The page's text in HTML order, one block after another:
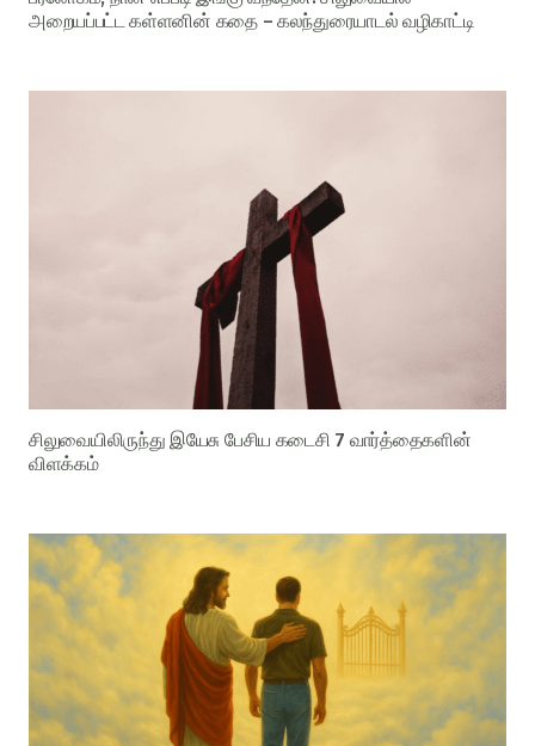
அறையப்பட்ட கள்ளனின் கதை – கலந்துரையாடல் வழிகாட்டி
சிலுவையிலிருந்து இயேசு பேசிய கடைசி 7 வார்த்தைகளின்
விளக்கம்